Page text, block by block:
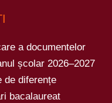
a documentelor
școlar 2026–2027
de diferențe
bacalaureat